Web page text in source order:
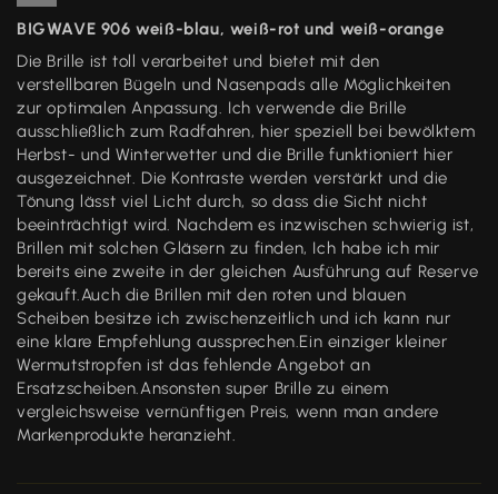
BIGWAVE 906 weiß-blau, weiß-rot und weiß-orange
Die Brille ist toll verarbeitet und bietet mit den
verstellbaren Bügeln und Nasenpads alle Möglichkeiten
zur optimalen Anpassung. Ich verwende die Brille
ausschließlich zum Radfahren, hier speziell bei bewölktem
Herbst- und Winterwetter und die Brille funktioniert hier
ausgezeichnet. Die Kontraste werden verstärkt und die
Tönung lässt viel Licht durch, so dass die Sicht nicht
beeinträchtigt wird. Nachdem es inzwischen schwierig ist,
Brillen mit solchen Gläsern zu finden, Ich habe ich mir
bereits eine zweite in der gleichen Ausführung auf Reserve
gekauft.Auch die Brillen mit den roten und blauen
Scheiben besitze ich zwischenzeitlich und ich kann nur
eine klare Empfehlung aussprechen.Ein einziger kleiner
Wermutstropfen ist das fehlende Angebot an
Ersatzscheiben.Ansonsten super Brille zu einem
vergleichsweise vernünftigen Preis, wenn man andere
Markenprodukte heranzieht.